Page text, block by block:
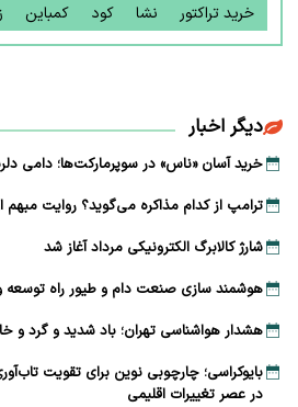
خرید تراکتور نشا کود کمباین
دیگر اخبار
خرید آسان «ناس» در سوپرمارکت‌ها؛ دامی
ترامپ از کدام مذاکره می‌گوید؟ روایت
شارژ کالابرگ الکترونیکی مرداد آغاز شد
هوشمند سازی صنعت دام و طیور راه توسعه
هشدار هواشناسی تهران؛ باد شدید و گرد و
بایوکراسی؛ چارچوبی نوین برای تقویت
در عصر تغییرات اقلیمی